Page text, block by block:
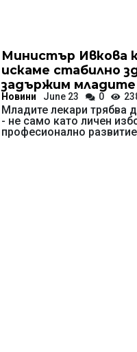
Министър Ивкова
искаме стабилно
задържим младите
Новини June 23 0
Младите лекари трябва
- не само като личен
професионално